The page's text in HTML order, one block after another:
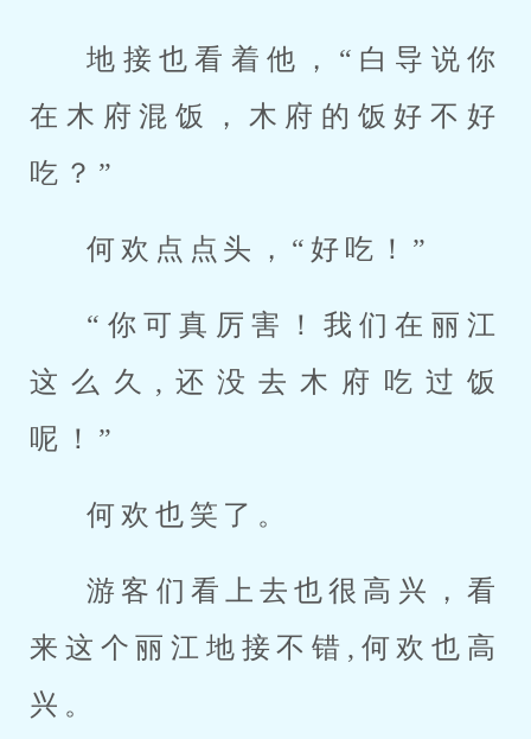
地接也看着他，“白导说你
在木府混饭，木府的饭好不好
吃？”
何欢点点头，“好吃！”
“你可真厉害！我们在丽江
这么久,还没去木府吃过饭
呢！”
何欢也笑了。
游客们看上去也很高兴，看
来这个丽江地接不错,何欢也高
兴。